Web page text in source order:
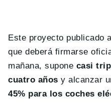
Este proyecto publicado
que deberá firmarse
mañana, supone casi
cuatro años y alcanzar
45% para los coches